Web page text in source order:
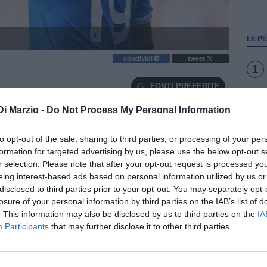
Marzio - Do Not Process My Personal Information
opt-out of the sale, sharing to third parties, or processing of your
for targeted advertising by us, please use the below opt-out
selection. Please note that after your opt-out request is processed
interest-based ads based on personal information utilized by us
to third parties prior to your opt-out. You may separately
of your personal information by third parties on the IAB’s list of
This information may also be disclosed by us to third parties on the
Participants that may further disclose it to other third parties.
condividi tweet
FONTI PREFERITE
a titolo definitivo di Rasmus Hojlund
atutti gli effetti un giocatore del Napoli. Il club ha
danese tramite un comunicato sui
LE
1
3
4
5